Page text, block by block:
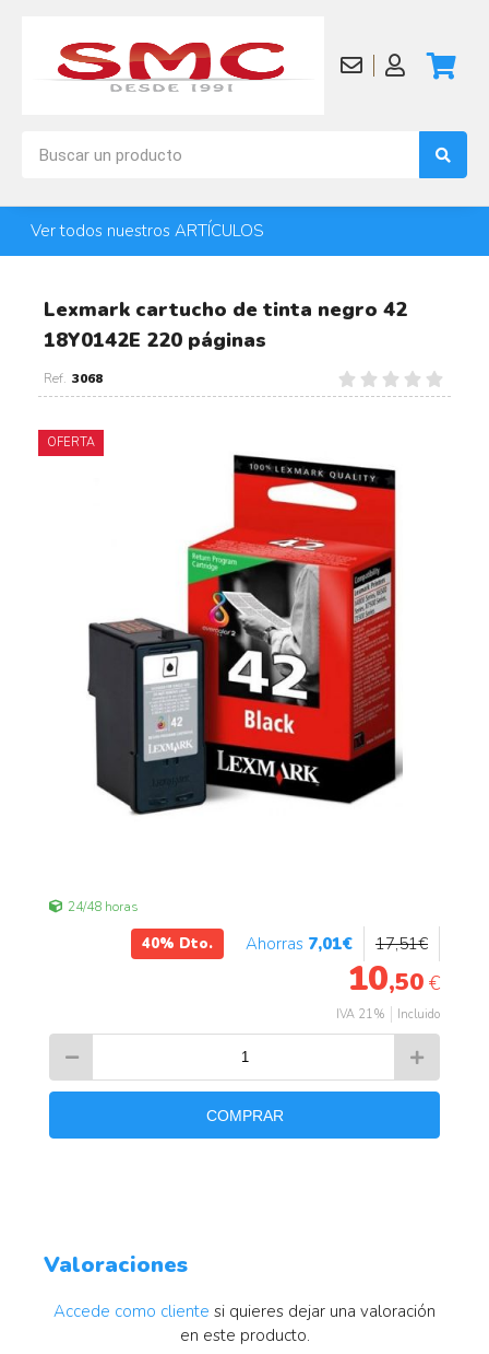
Ver todos nuestros ARTÍCULOS
Lexmark cartucho de tinta negro 42
18Y0142E 220 páginas
3068
OFERTA
24/48 horas
40% Dto. 7,01€ 17,51€
10,50 €
IVA 21% Incluido
COMPRAR
Valoraciones
Accede como cliente si quieres dejar una valoración
en este producto.